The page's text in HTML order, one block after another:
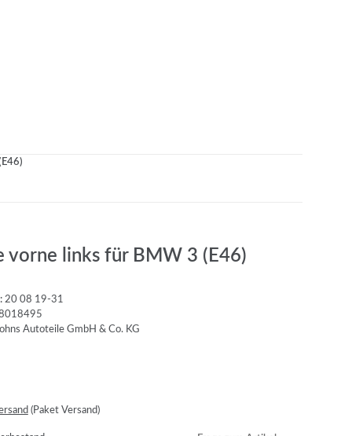
vorne links für BMW 3 (E46)
20 08 19-31
(Paket Versand)